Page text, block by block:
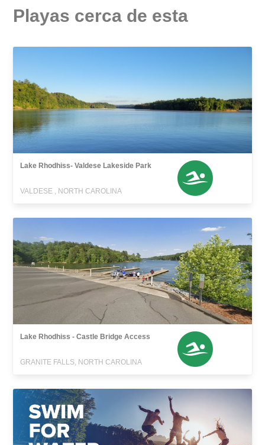
Playas cerca de esta
Lake Rhodhiss- Valdese Lakeside Park
VALDESE , NORTH CAROLINA
Lake Rhodhiss - Castle Bridge Access
GRANITE FALLS, NORTH CAROLINA